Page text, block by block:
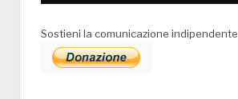
Sostieni la comunicazione indipendente